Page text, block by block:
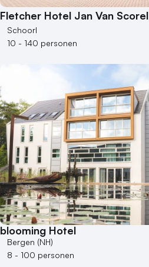
Fletcher Hotel Jan Van Scorel
Schoorl
10 - 140 personen
blooming Hotel
Bergen (NH)
8 - 100 personen